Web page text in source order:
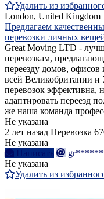
Удалить из
London, United Kingdom
Предлагаем
перевозки личных
Great Moving LTD -
перевозкам,
переезду домов, офисов
всей Великобритании
перевозок эффективна,
адаптировать переезд
же наша команда
Не указана
2 лет назад Перевозка
Не указана
Написать
Не указана
Удалить из